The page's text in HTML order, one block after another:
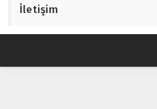
İletişim